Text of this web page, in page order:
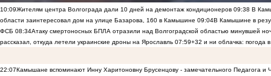
10:09Жителям центра Волгограда дали 10 дней на демонтаж кондиционеров 09:38 В
области заинтересовал дом на улице Базарова, 160 в Камышине 09:04В Камышине в
ФСБ 08:34Атаку смертоносных БПЛА отразили над Волгоградской областью минувшей
рассказал, откуда летели украинские дроны на Ярославль 07:59+32 и ни облачка: погода
22:07Камышане вспоминают Инну Харитоновну Брусенцову - замечательного Педагога и